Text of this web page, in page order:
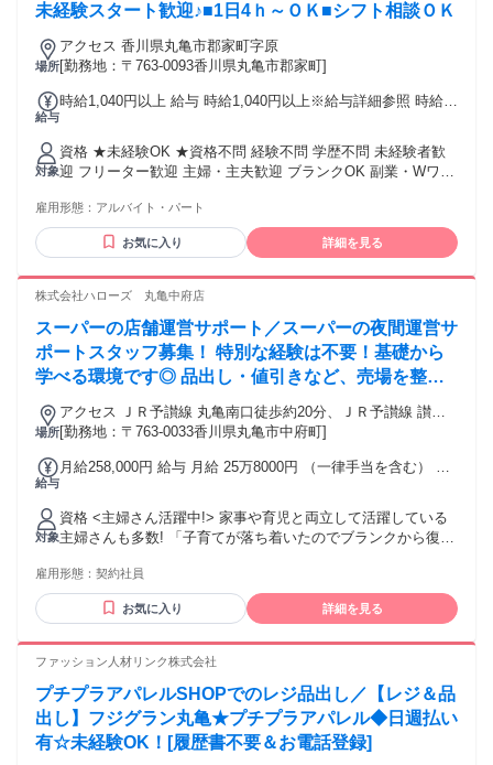
未経験スタート歓迎♪■1日4ｈ～ＯＫ■シフト相談ＯＫ
場所
アクセス 香川県丸亀市郡家町字原
[勤務地：〒763-0093香川県丸亀市郡家町]
給与
時給1,040円以上 給与 時給1,040円以上※給与詳細参照 時給
アルバイト契約 ・17時以降：時給1140円 ?パート契約 ・平日
17時以降：時給1140円 ・日祝の昼間：時給1140円 ・日祝の
17時以降：時給1240円 各種手当例 【職種手当】【ポスト手
当】 【時間外手当】【休日勤務手当】 【通勤手当】
対象
資格 ★未経験OK ★資格不問 経験不問 学歴不問 未経験者歓
迎 フリーター歓迎 主婦・主夫歓迎 ブランクOK 副業・Wワー
雇用形態： アルバイト・パート
お気に入り 詳細を見る
株式会社ハローズ 丸亀中府店
スーパーの店舗運営サポート／スーパーの夜間運営サ
ポートスタッフ募集！ 特別な経験は不要！基礎から
学べる環境です◎ 品出し・値引きなど、売場を整え
る大切なお仕事
場所
アクセス ＪＲ予讃線 丸亀南口徒歩約20分、ＪＲ予讃線 讃岐
塩屋徒歩約32分、ＪＲ土讃線/ＪＲ予讃線 金蔵寺徒歩約50分
[勤務地：〒763-0033香川県丸亀市中府町]
給与
月給258,000円 給与 月給 25万8000円 （一律手当を含む） 月
通費：交通費支給 交通費規定支給
対象
資格 <主婦さん活躍中!> 家事や育児と両立して活躍している
主婦さんも多数! 「子育てが落ち着いたのでブランクから復帰
やすい安心の環境です。 <10代～60代まで幅広く活躍中!> 当
店では主婦・主夫さん・学生アルバイトさん、40・50代の中
高年、シニアの方まで幅広い層のスタッフが活躍中です。 困
でも安心して始められます! ◇高校生可(学校許可必須) <未経
大丈夫？」 「ブランクがあって心配…」 「本当に育児と両立
できるかな？」 そんな方も歓迎! 「頑張りたい!」という前向
きな気持ちがあればOK! 勤務シフトは一緒に考えていきまし
ょう。 お仕事はイチから丁寧にお教えするので心配は無用で
雇用形態： 契約社員
お気に入り 詳細を見る
ファッション人材リンク株式会社
プチプラアパレルSHOPでのレジ品出し／【レジ＆品
出し】フジグラン丸亀★プチプラアパレル◆日週払い
有☆未経験OK！[履歴書不要＆お電話登録]